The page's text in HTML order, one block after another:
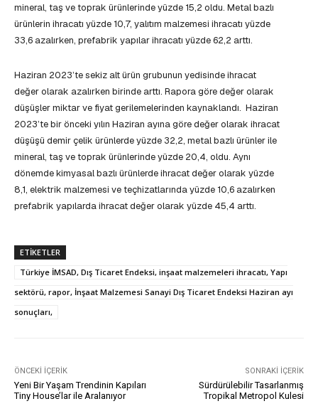
mineral, taş ve toprak ürünlerinde yüzde 15,2 oldu. Metal bazlı
ürünlerin ihracatı yüzde 10,7, yalıtım malzemesi ihracatı yüzde
33,6 azalırken, prefabrik yapılar ihracatı yüzde 62,2 arttı.
Haziran 2023’te sekiz alt ürün grubunun yedisinde ihracat
değer olarak azalırken birinde arttı. Rapora göre değer olarak
düşüşler miktar ve fiyat gerilemelerinden kaynaklandı. Haziran
2023’te bir önceki yılın Haziran ayına göre değer olarak ihracat
düşüşü demir çelik ürünlerde yüzde 32,2, metal bazlı ürünler ile
mineral, taş ve toprak ürünlerinde yüzde 20,4, oldu. Aynı
dönemde kimyasal bazlı ürünlerde ihracat değer olarak yüzde
8,1, elektrik malzemesi ve teçhizatlarında yüzde 10,6 azalırken
prefabrik yapılarda ihracat değer olarak yüzde 45,4 arttı.
ETIKETLER
Türkiye İMSAD, Dış Ticaret Endeksi, inşaat malzemeleri ihracatı, Yapı
sektörü, rapor, İnşaat Malzemesi Sanayi Dış Ticaret Endeksi Haziran ayı
sonuçları,
ÖNCEKI İÇERIK
Yeni Bir Yaşam Trendinin Kapıları
Tiny House’lar ile Aralanıyor
SONRAKI İÇERIK
Sürdürülebilir Tasarlanmış
Tropikal Metropol Kulesi